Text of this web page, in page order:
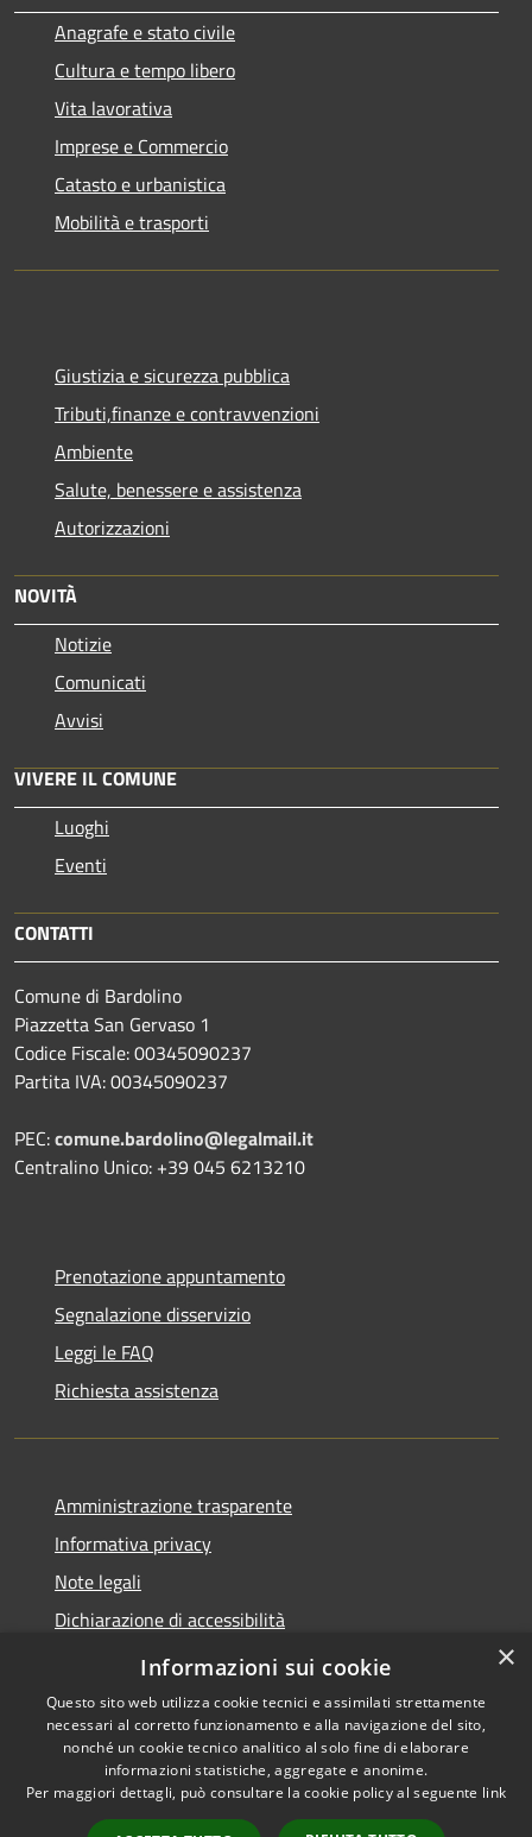
Anagrafe e stato civile
Cultura e tempo libero
Vita lavorativa
Imprese e Commercio
Catasto e urbanistica
Mobilità e trasporti
Giustizia e sicurezza pubblica
Tributi,finanze e contravvenzioni
Ambiente
Salute, benessere e assistenza
Autorizzazioni
NOVITÀ
Notizie
Comunicati
Avvisi
VIVERE IL COMUNE
Luoghi
Eventi
CONTATTI
Comune di Bardolino
Piazzetta San Gervaso 1
Codice Fiscale: 00345090237
Partita IVA: 00345090237
PEC:comune.bardolino@legalmail.it
Centralino Unico: +39 045 6213210
Prenotazione appuntamento
Segnalazione disservizio
Leggi le FAQ
Richiesta assistenza
Amministrazione trasparente
Informativa privacy
Note legali
Dichiarazione di accessibilità
Link app municipium
Accessibilità
Copyright © 2026 • Comune di
Bardolino • Powered by
×
Informazioni sui cookie
Questo sito web utilizza cookie tecnici e assimilati strettamente
necessari al corretto funzionamento e alla navigazione del sito,
nonché un cookie tecnico analitico al solo fine di elaborare
informazioni statistiche, aggregate e anonime.
Per maggiori dettagli, può consultare la cookie policy al seguente link